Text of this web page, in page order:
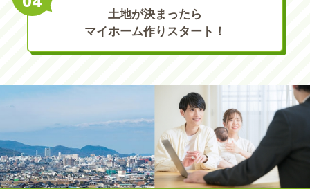
土地が決まったら
マイホーム作りスタート！